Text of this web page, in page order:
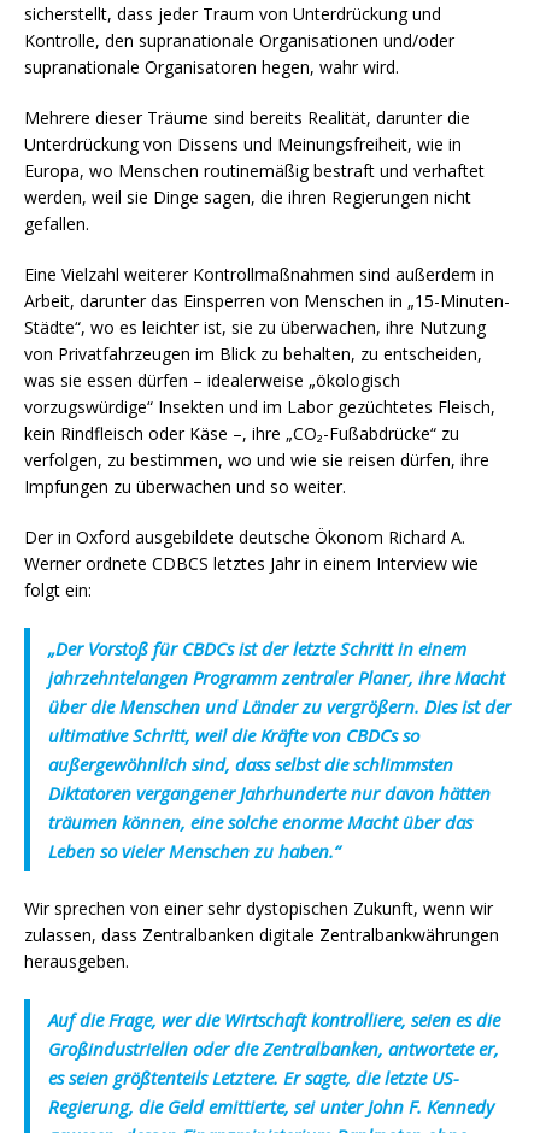
sicherstellt, dass jeder Traum von Unterdrückung und
Kontrolle, den supranationale Organisationen und/oder
supranationale Organisatoren hegen, wahr wird.
Mehrere dieser Träume sind bereits Realität, darunter die
Unterdrückung von Dissens und Meinungsfreiheit, wie in
Europa, wo Menschen routinemäßig bestraft und verhaftet
werden, weil sie Dinge sagen, die ihren Regierungen nicht
gefallen.
Eine Vielzahl weiterer Kontrollmaßnahmen sind außerdem in
Arbeit, darunter das Einsperren von Menschen in „15-Minuten-
Städte“, wo es leichter ist, sie zu überwachen, ihre Nutzung
von Privatfahrzeugen im Blick zu behalten, zu entscheiden,
was sie essen dürfen – idealerweise „ökologisch
vorzugswürdige“ Insekten und im Labor gezüchtetes Fleisch,
kein Rindfleisch oder Käse –, ihre „CO₂-Fußabdrücke“ zu
verfolgen, zu bestimmen, wo und wie sie reisen dürfen, ihre
Impfungen zu überwachen und so weiter.
Der in Oxford ausgebildete deutsche Ökonom Richard A.
Werner ordnete CDBCS letztes Jahr in einem Interview wie
folgt ein:
„Der Vorstoß für CBDCs ist der letzte Schritt in einem
jahrzehntelangen Programm zentraler Planer, ihre Macht
über die Menschen und Länder zu vergrößern. Dies ist der
ultimative Schritt, weil die Kräfte von CBDCs so
außergewöhnlich sind, dass selbst die schlimmsten
Diktatoren vergangener Jahrhunderte nur davon hätten
träumen können, eine solche enorme Macht über das
Leben so vieler Menschen zu haben.“
Wir sprechen von einer sehr dystopischen Zukunft, wenn wir
zulassen, dass Zentralbanken digitale Zentralbankwährungen
herausgeben.
Auf die Frage, wer die Wirtschaft kontrolliere, seien es die
Großindustriellen oder die Zentralbanken, antwortete er,
es seien größtenteils Letztere. Er sagte, die letzte US-
Regierung, die Geld emittierte, sei unter John F. Kennedy